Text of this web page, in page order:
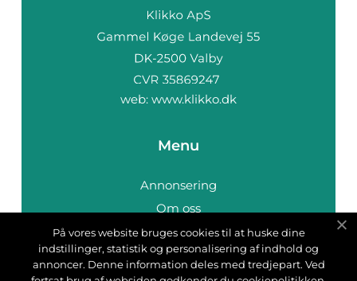
web: www.klikko.dk
Menu
Annonsering
Om oss
Cookies
Kontakta oss
Sitemap
På vores website bruges cookies til at huske dine
indstillinger, statistik og personalisering af indhold og
annoncer. Denne information deles med tredjepart. Ved